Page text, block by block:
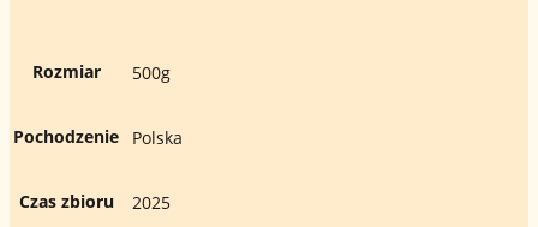
Rozmiar 500g
Pochodzenie Polska
Czas zbioru 2025